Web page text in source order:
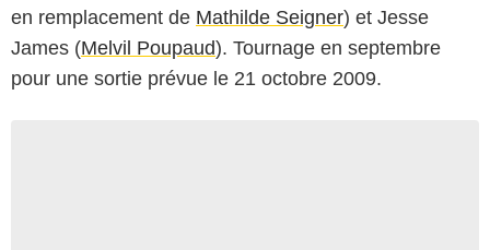
en remplacement de Mathilde Seigner) et Jesse
James (Melvil Poupaud). Tournage en septembre
pour une sortie prévue le 21 octobre 2009.